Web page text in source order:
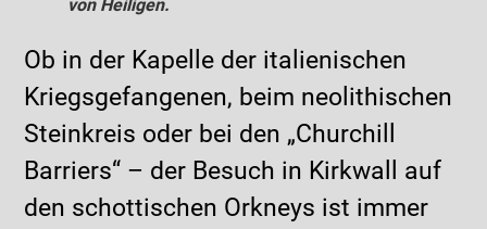
von Heiligen.
Ob in der Kapelle der italienischen
Kriegsgefangenen, beim neolithischen
Steinkreis oder bei den „Churchill
Barriers“ – der Besuch in Kirkwall auf
den schottischen Orkneys ist immer